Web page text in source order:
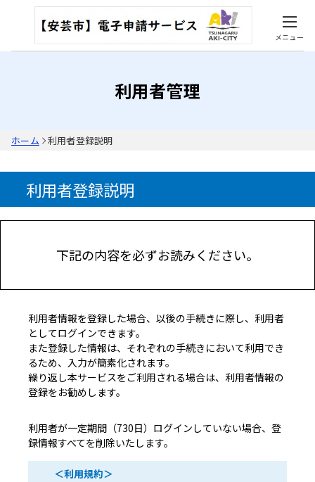
メニュー
利用者管理
ホーム 利用者登録説明
利用者登録説明
下記の内容を必ずお読みください。
利用者情報を登録した場合、以後の手続きに際し、利用者
としてログインできます。
また登録した情報は、それぞれの手続きにおいて利用でき
るため、入力が簡素化されます。
繰り返し本サービスをご利用される場合は、利用者情報の
登録をお勧めします。
利用者が一定期間（730日）ログインしていない場合、登
録情報すべてを削除いたします。
＜利用規約＞